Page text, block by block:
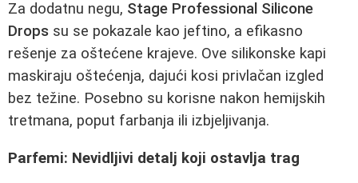
Za dodatnu negu, Stage Professional Silicone
Drops su se pokazale kao jeftino, a efikasno
rešenje za oštećene krajeve. Ove silikonske kapi
maskiraju oštećenja, dajući kosi privlačan izgled
bez težine. Posebno su korisne nakon hemijskih
tretmana, poput farbanja ili izbjeljivanja.
Parfemi: Nevidljivi detalj koji ostavlja trag